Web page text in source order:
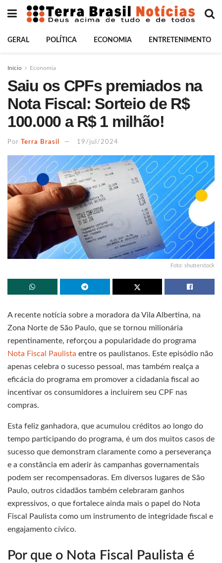
GERAL POLÍTICA ECONOMIA ENTRETENIMENTO
Início Economia
Saiu os CPFs premiados na
Nota Fiscal: Sorteio de R$
100.000 a R$ 1 milhão!
Por Terra Brasil 19/jul/2024
Foto: shutterstock
A recente notícia sobre a moradora da Vila Albertina, na
Zona Norte de São Paulo, que se tornou milionária
repentinamente, reforçou a popularidade do programa
Nota Fiscal Paulista entre os paulistanos. Este episódio não
apenas celebra o sucesso pessoal, mas também realça a
eficácia do programa em promover a cidadania fiscal ao
incentivar os consumidores a incluírem seu CPF nas
compras.
Esta feliz ganhadora, que acumulou créditos ao longo do
tempo participando do programa, é um dos muitos casos de
sucesso que demonstram claramente como a perseverança
e a constância em aderir às campanhas governamentais
podem ser recompensadoras. Em diversos lugares de São
Paulo, outros cidadãos também celebraram ganhos
expressivos, o que fortalece ainda mais o papel do Nota
Fiscal Paulista como um instrumento de integridade fiscal e
engajamento cívico.
Por que o Nota Fiscal Paulista é